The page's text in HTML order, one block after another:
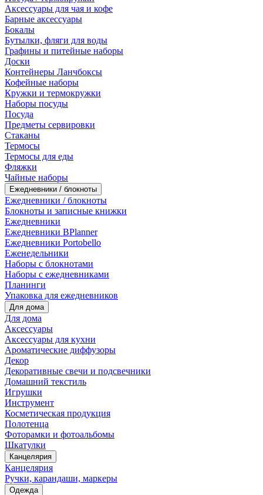
Аксессуары для чая и кофе
Барные аксессуары
Бокалы
Бутылки, фляги для воды
Графины и питейные наборы
Доски
Контейнеры Ланчбоксы
Кофейные наборы
Кружки и термокружки
Наборы посуды
Посуда
Предметы сервировки
Стаканы
Термосы
Термосы для еды
Фляжки
Чайные наборы
Ежедневники / блокноты
Ежедневники / блокноты
Блокноты и записные книжки
Ежедневники
Ежедневники BPlanner
Ежедневники Portobello
Еженедельники
Наборы с блокнотами
Наборы с ежедневниками
Планинги
Упаковка для ежедневников
Для дома
Для дома
Аксессуары
Аксессуары для кухни
Ароматические диффузоры
Декор
Декоративные свечи и подсвечники
Домашний текстиль
Игрушки
Инструмент
Косметическая продукция
Полотенца
Фоторамки и фотоальбомы
Шкатулки
Канцелярия
Канцелярия
Ручки, карандаши, маркеры
Одежда